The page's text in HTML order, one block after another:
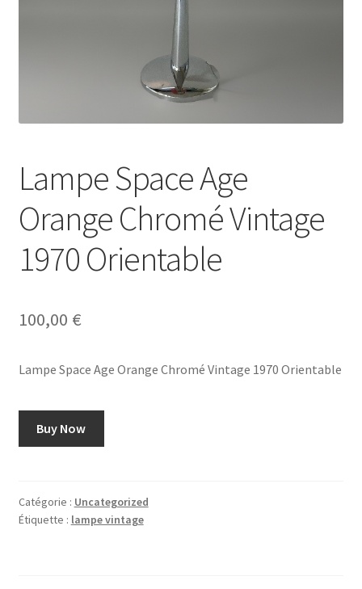
Lampe Space Age
Orange Chromé Vintage
1970 Orientable
100,00 €
Lampe Space Age Orange Chromé Vintage 1970 Orientable
Buy Now
Catégorie : Uncategorized
Étiquette : lampe vintage